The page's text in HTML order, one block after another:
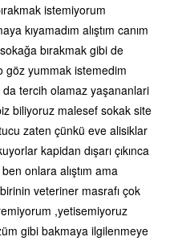
istemiyorum
kıyamadım alıştım canım
bırakmak gibi de
göz yummak istemedim
tercih olamaz yaşananlari
biliyoruz malesef sokak site
zaten çünkü eve alisiklar
kapidan dışarı çıkınca
onlara alıştım ama
veteriner masrafı çok
,yetisemiyoruz
gibi bakmaya ilgilenmeye